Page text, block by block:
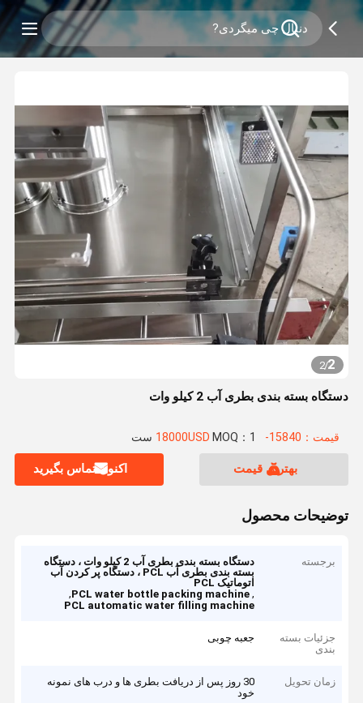
2
/
2
دستگاه بسته بندی بطری آب 2 کیلو وات
قیمت：15840-18000USD MOQ：1 ست
بهترین قیمت اکنون تماس بگیرید
توضیحات محصول
برجسته
دستگاه بسته بندی بطری آب 2 کیلو وات ، دستگاه
بسته بندی بطری آب PCL ، دستگاه پر کردن آب
اتوماتیک PCL
,
PCL water bottle packing machine
,
PCL automatic water filling machine
جزئیات بسته
بندی
جعبه چوبی
زمان تحویل
30 روز پس از دریافت بطری ها و درب های نمونه
خود